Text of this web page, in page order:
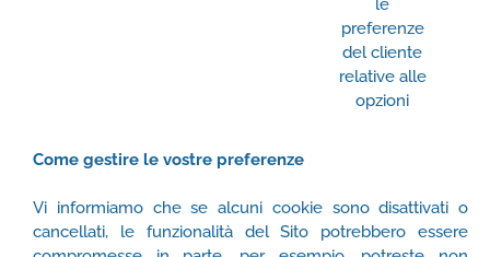
le
preferenze
del cliente
relative alle
opzioni
Come gestire le vostre preferenze
Vi informiamo che se alcuni cookie sono disattivati o
cancellati, le funzionalità del Sito potrebbero essere